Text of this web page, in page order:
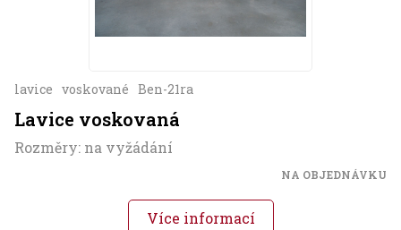
lavice voskované Ben-21ra
Lavice voskovaná
Rozměry: na vyžádání
NA OBJEDNÁVKU
Více informací